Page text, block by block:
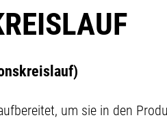
um sie in den